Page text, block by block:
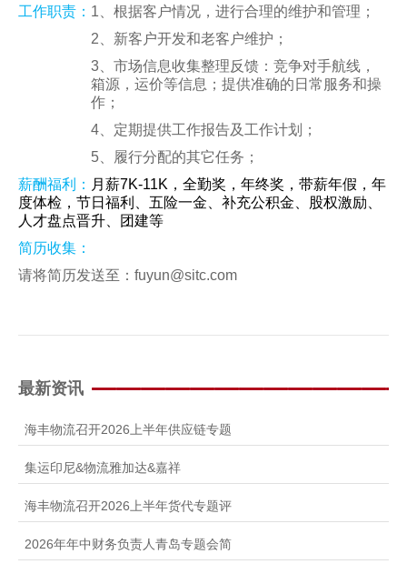
工作职责： 1 、根据客户情况，进行合理的维护和管理；
2 、新客户开发和老客户维护；
3 、市场信息收集整理反馈：竞争对手航线，
箱源，运价等信息；提供准确的日常服务和操
作；
4 、定期提供工作报告及工作计划；
5 、履行分配的其它任务；
薪酬福利： 月薪7K-11K，全勤奖，年终奖，带薪年假，年
度体检，节日福利、五险一金、补充公积金、股权激励、
人才盘点晋升、团建等
简历收集：
请将简历发送至：fuyun@sitc.com
最新资讯
海丰物流召开2026上半年供应链专题
集运印尼&物流雅加达&嘉祥
海丰物流召开2026上半年货代专题评
2026年年中财务负责人青岛专题会简